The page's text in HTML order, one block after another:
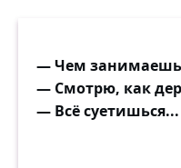
— Чем
— Смотрю, как
— Всё суетишься...